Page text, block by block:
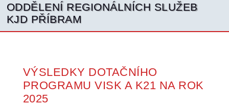
ODDĚLENÍ REGIONÁLNÍCH SLUŽEB
KJD PŘÍBRAM
VÝSLEDKY DOTAČNÍHO
PROGRAMU VISK A K21 NA ROK
2025